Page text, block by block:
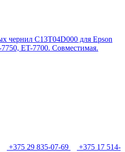
чернил C13T04D000 для Epson
ET-7700. Совместимая.
+375 29 835-07-69
+375 17 514-